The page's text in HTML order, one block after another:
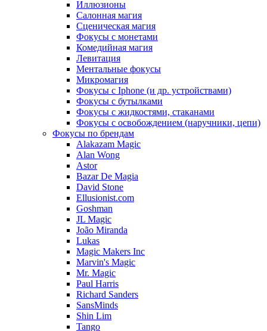
Иллюзионы
Салонная магия
Сценическая магия
Фокусы с монетами
Комедийная магия
Левитация
Ментальные фокусы
Микромагия
Фокусы с Iphone (и др. устройствами)
Фокусы с бутылками
Фокусы с жидкостями, стаканами
Фокусы с освобождением (наручники, цепи)
Фокусы по брендам
Alakazam Magic
Alan Wong
Astor
Bazar De Magia
David Stone
Ellusionist.com
Goshman
JL Magic
João Miranda
Lukas
Magic Makers Inc
Marvin's Magic
Mr. Magic
Paul Harris
Richard Sanders
SansMinds
Shin Lim
Tango